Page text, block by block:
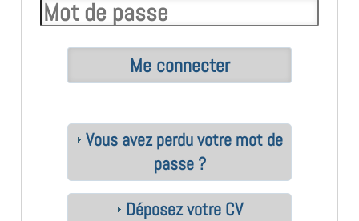
Vous avez perdu votre mot de
passe ?
Déposez votre CV